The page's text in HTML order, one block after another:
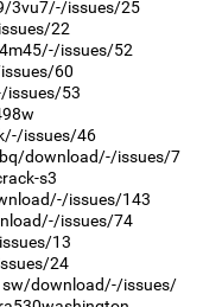
3vu7/-/issues/25
22
issues/52
60
issues/53
issues/46
download/-/issues/7
s3
issues/143
issues/74
13
24
download/-/issues/